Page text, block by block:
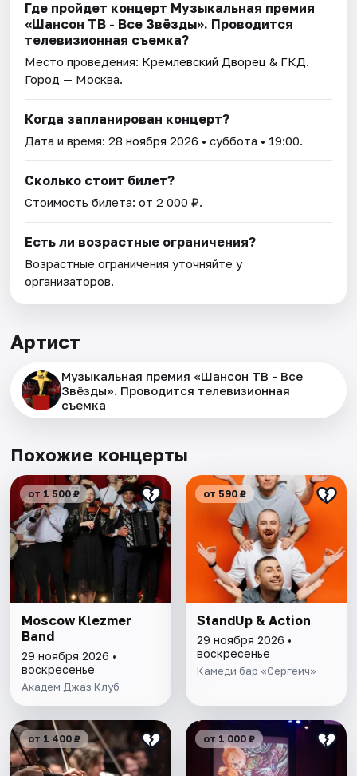
Где пройдет концерт Музыкальная премия
«Шансон ТВ - Все Звёзды». Проводится
телевизионная съемка?
Место проведения: Кремлевский Дворец & ГКД.
Город — Москва.
Когда запланирован концерт?
Дата и время:28 ноября 2026 • суббота • 19:00.
Сколько стоит билет?
Стоимость билета: от 2 000 ₽.
Есть ли возрастные ограничения?
Возрастные ограничения уточняйте у
организаторов.
Артист
Музыкальная премия «Шансон ТВ - Все
Звёзды». Проводится телевизионная
съемка
Похожие концерты
от 1 500 ₽
Moscow Klezmer
Band
29 ноября 2026 •
воскресенье
Академ Джаз Клуб
от 590 ₽
StandUp & Action
29 ноября 2026 •
воскресенье
Камеди бар «Сергеич»
от 1 400 ₽ от 1 000 ₽